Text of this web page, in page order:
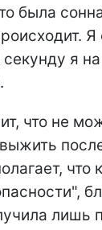
была
я
что не
что
лишь